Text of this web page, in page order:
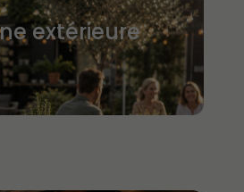
extérieure